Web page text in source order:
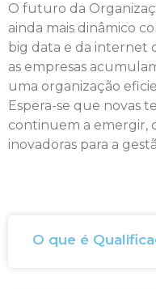
O futuro da
ainda mais dinâmico
big data e da internet
as empresas
uma organização
Espera-se que novas
continuem a emergir,
inovadoras para a
O que é